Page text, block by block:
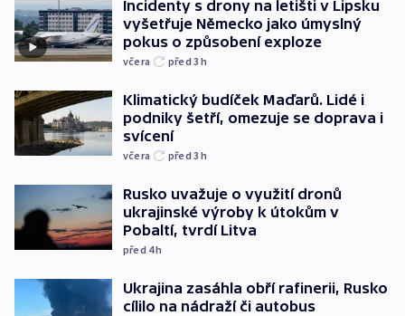
Incidenty s drony na letišti v Lipsku
vyšetřuje Německo jako úmyslný
pokus o způsobení exploze
včera před 3h
Klimatický budíček Maďarů. Lidé i
podniky šetří, omezuje se doprava i
svícení
včera před 3h
Rusko uvažuje o využití dronů
ukrajinské výroby k útokům v
Pobaltí, tvrdí Litva
před 4h
Ukrajina zasáhla obří rafinerii, Rusko
cílilo na nádraží či autobus